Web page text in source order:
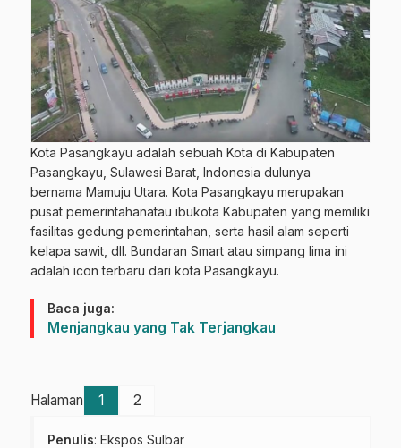
Kota Pasangkayu adalah sebuah Kota di Kabupaten
Pasangkayu, Sulawesi Barat, Indonesia dulunya
bernama Mamuju Utara. Kota Pasangkayu merupakan
pusat pemerintahanatau ibukota Kabupaten yang memiliki
fasilitas gedung pemerintahan, serta hasil alam seperti
kelapa sawit, dll. Bundaran Smart atau simpang lima ini
adalah icon terbaru dari kota Pasangkayu.
Baca juga:
Menjangkau yang Tak Terjangkau
Halaman 1 2
Penulis: Ekspos Sulbar